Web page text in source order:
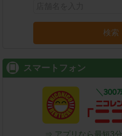
検索
スマートフォン
⇒ アプリなら最短3